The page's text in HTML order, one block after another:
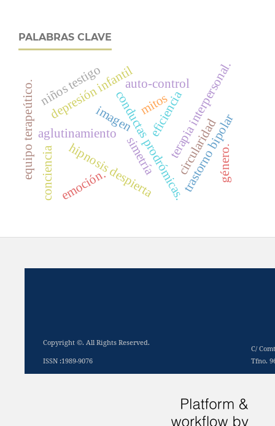
PALABRAS CLAVE
aglutinamiento
depresión infantilconductas prodrómicas.trastorno bipolar
terapia interpersonal.
hipnosis despierta
auto-control
eficiencia
equipo terapeútico. simetría circularidad
emoción.
conciencia
imagen
género.
mitos
niños testigo
Copyright ©. All Rights Reserved.
ISSN :1989-9076
C/
Tfno.